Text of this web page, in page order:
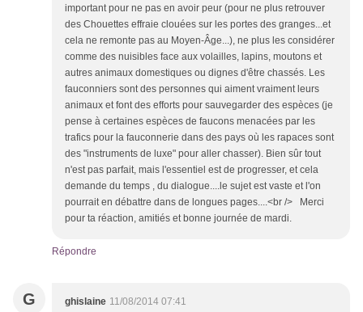
important pour ne pas en avoir peur (pour ne plus retrouver
des Chouettes effraie clouées sur les portes des granges...et
cela ne remonte pas au Moyen-Âge...), ne plus les considérer
comme des nuisibles face aux volailles, lapins, moutons et
autres animaux domestiques ou dignes d'être chassés. Les
fauconniers sont des personnes qui aiment vraiment leurs
animaux et font des efforts pour sauvegarder des espèces (je
pense à certaines espèces de faucons menacées par les
trafics pour la fauconnerie dans des pays où les rapaces sont
des "instruments de luxe" pour aller chasser). Bien sûr tout
n'est pas parfait, mais l'essentiel est de progresser, et cela
demande du temps , du dialogue....le sujet est vaste et l'on
pourrait en débattre dans de longues pages....<br /> Merci
pour ta réaction, amitiés et bonne journée de mardi.
Répondre
G ghislaine 11/08/2014 07:41